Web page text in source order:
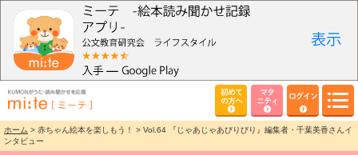
初めて
の方へ
マタ
ニティ
ログイン
ホーム > 赤ちゃん絵本を楽しもう！ > Vol.64 『じゃあじゃあびりびり』編集者・千葉美香さんイ
ンタビュー